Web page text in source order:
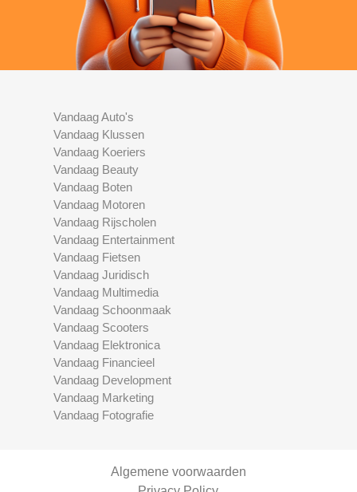
Vandaag Auto's
Vandaag Klussen
Vandaag Koeriers
Vandaag Beauty
Vandaag Boten
Vandaag Motoren
Vandaag Rijscholen
Vandaag Entertainment
Vandaag Fietsen
Vandaag Juridisch
Vandaag Multimedia
Vandaag Schoonmaak
Vandaag Scooters
Vandaag Elektronica
Vandaag Financieel
Vandaag Development
Vandaag Marketing
Vandaag Fotografie
Algemene voorwaarden